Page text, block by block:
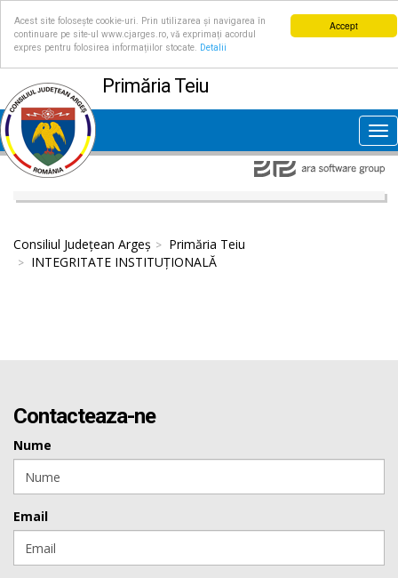
Accept
Acest site folosește cookie-uri. Prin utilizarea și navigarea în
continuare pe site-ul www.cjarges.ro, vă exprimați acordul
expres pentru folosirea informațiilor stocate.
Detalii
Primăria Teiu
Consiliul Județean Argeș
Primăria Teiu
INTEGRITATE INSTITUȚIONALĂ
Contacteaza-ne
Nume
Email